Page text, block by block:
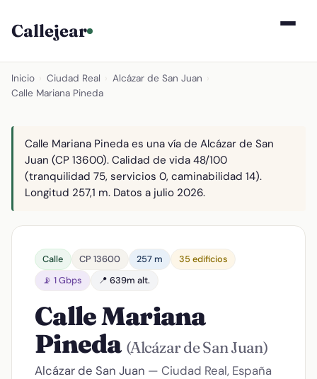
Callejear
Inicio Ciudad Real Alcázar de San Juan
Calle Mariana Pineda
Calle Mariana Pineda es una vía de Alcázar de San
Juan (CP 13600). Calidad de vida 48/100
(tranquilidad 75, servicios 0, caminabilidad 14).
Longitud 257,1 m. Datos a julio 2026.
Calle CP 13600 257 m
35 edificios
📡 1 Gbps
📍 639m alt.
Calle Mariana
Pineda (Alcázar de San Juan)
Alcázar de San Juan — Ciudad Real, España